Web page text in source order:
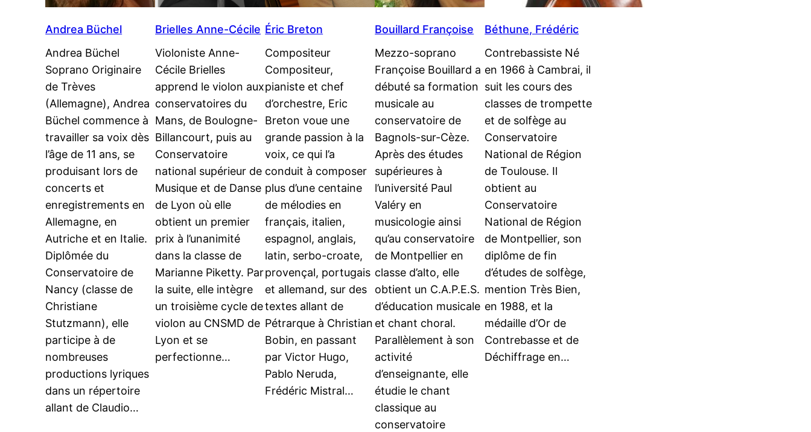
Andrea Büchel
Andrea Büchel
Soprano Originaire
de Trèves
(Allemagne), Andrea
Büchel commence à
travailler sa voix dès
l’âge de 11 ans, se
produisant lors de
concerts et
enregistrements en
Allemagne, en
Autriche et en Italie.
Diplômée du
Conservatoire de
Nancy (classe de
Christiane
Stutzmann), elle
participe à de
nombreuses
productions lyriques
dans un répertoire
allant de Claudio…
Brielles Anne-Cécile
Violoniste Anne-
Cécile Brielles
apprend le violon aux
conservatoires du
Mans, de Boulogne-
Billancourt, puis au
Conservatoire
national supérieur de
Musique et de Danse
de Lyon où elle
obtient un premier
prix à l’unanimité
dans la classe de
Marianne Piketty. Par
la suite, elle intègre
un troisième cycle de
violon au CNSMD de
Lyon et se
perfectionne…
Éric Breton
Compositeur
Compositeur,
pianiste et chef
d’orchestre, Eric
Breton voue une
grande passion à la
voix, ce qui l’a
conduit à composer
plus d’une centaine
de mélodies en
français, italien,
espagnol, anglais,
latin, serbo-croate,
provençal, portugais
et allemand, sur des
textes allant de
Pétrarque à Christian
Bobin, en passant
par Victor Hugo,
Pablo Neruda,
Frédéric Mistral…
Bouillard Françoise
Mezzo-soprano
Françoise Bouillard a
débuté sa formation
musicale au
conservatoire de
Bagnols-sur-Cèze.
Après des études
supérieures à
l’université Paul
Valéry en
musicologie ainsi
qu’au conservatoire
de Montpellier en
classe d’alto, elle
obtient un C.A.P.E.S.
d’éducation musicale
et chant choral.
Parallèlement à son
activité
d’enseignante, elle
étudie le chant
classique au
conservatoire
Béthune, Frédéric
Contrebassiste Né
en 1966 à Cambrai, il
suit les cours des
classes de trompette
et de solfège au
Conservatoire
National de Région
de Toulouse. Il
obtient au
Conservatoire
National de Région
de Montpellier, son
diplôme de fin
d’études de solfège,
mention Très Bien,
en 1988, et la
médaille d’Or de
Contrebasse et de
Déchiffrage en…